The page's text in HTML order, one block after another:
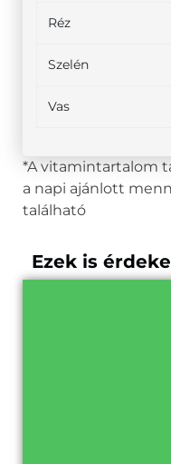
Réz
Szelén
Vas
*A vitamintartalom
a napi ajánlott
található
Ezek is